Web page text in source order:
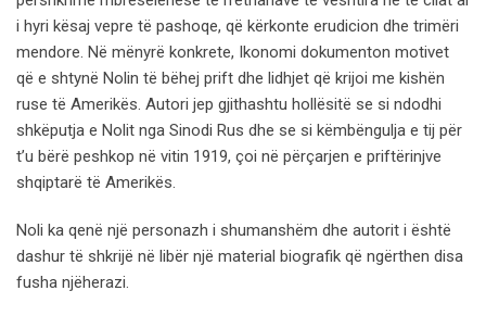
i hyri kësaj vepre të pashoqe, që kërkonte erudicion dhe trimëri
mendore. Në mënyrë konkrete, Ikonomi dokumenton motivet
që e shtynë Nolin të bëhej prift dhe lidhjet që krijoi me kishën
ruse të Amerikës. Autori jep gjithashtu hollësitë se si ndodhi
shkëputja e Nolit nga Sinodi Rus dhe se si këmbëngulja e tij për
t’u bërë peshkop në vitin 1919, çoi në përçarjen e priftërinjve
shqiptarë të Amerikës.
Noli ka qenë një personazh i shumanshëm dhe autorit i është
dashur të shkrijë në libër një material biografik që ngërthen disa
fusha njëherazi.